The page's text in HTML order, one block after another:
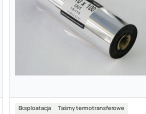
Eksploatacja Taśmy termotransferowe